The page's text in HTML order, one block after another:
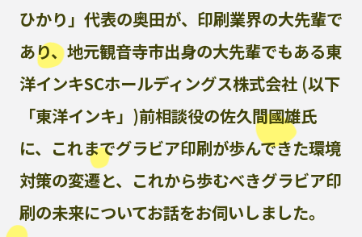
ひかり」代表の奥田が、印刷業界の大先輩で
あり、地元観音寺市出身の大先輩でもある東
洋インキSCホールディングス株式会社 (以下
「東洋インキ」)前相談役の佐久間國雄氏
に、これまでグラビア印刷が歩んできた環境
対策の変遷と、これから歩むべきグラビア印
刷の未来についてお話をお伺いしました。